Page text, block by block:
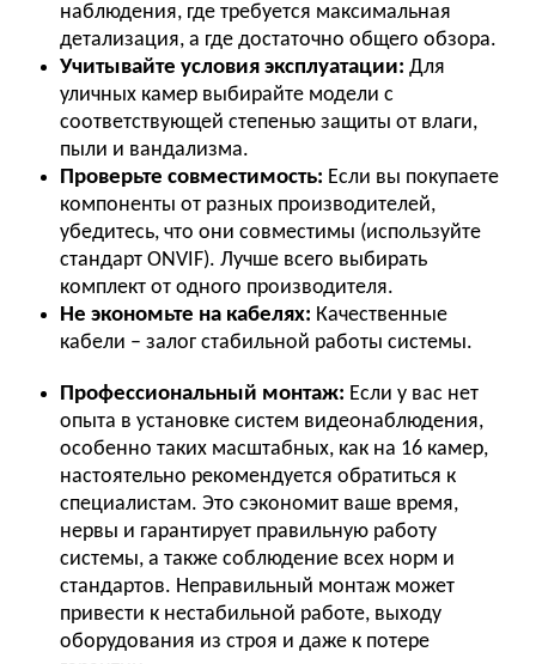
наблюдения, где требуется максимальная
детализация, а где достаточно общего обзора.
Учитывайте условия эксплуатации: Для
уличных камер выбирайте модели с
соответствующей степенью защиты от влаги,
пыли и вандализма.
Проверьте совместимость: Если вы покупаете
компоненты от разных производителей,
убедитесь, что они совместимы (используйте
стандарт ONVIF). Лучше всего выбирать
комплект от одного производителя.
Не экономьте на кабелях: Качественные
кабели – залог стабильной работы системы.
Профессиональный монтаж: Если у вас нет
опыта в установке систем видеонаблюдения,
особенно таких масштабных, как на 16 камер,
настоятельно рекомендуется обратиться к
специалистам. Это сэкономит ваше время,
нервы и гарантирует правильную работу
системы, а также соблюдение всех норм и
стандартов. Неправильный монтаж может
привести к нестабильной работе, выходу
оборудования из строя и даже к потере